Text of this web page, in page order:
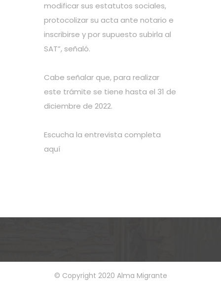
modificar sus estatutos sociales,
protocolizar su acta ante notario e
inscribirse y por supuesto subirla al
SAT”, señaló.
Cabe señalar que, para realizar
este trámite se tiene hasta el 31 de
diciembre de 2022.
Escucha la entrevista completa
aquí
© Copyright 2020 Alma Migrante